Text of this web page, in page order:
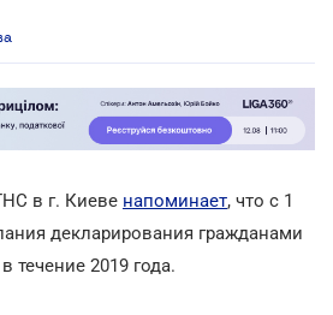
в г. Киеве напоминает, что с 1
декларирования гражданами
течение 2019 года.